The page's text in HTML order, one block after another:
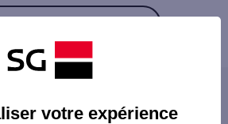
votre expérience